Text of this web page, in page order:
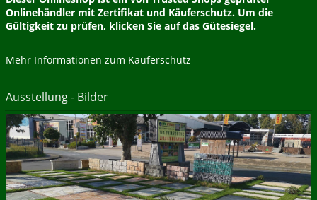
Onlinehändler mit Zertifikat und Käuferschutz. Um die
Gültigkeit zu prüfen, klicken Sie auf das Gütesiegel.
Mehr Informationen zum Käuferschutz
Ausstellung - Bilder